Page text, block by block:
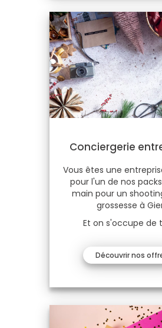
Conciergerie
Vous êtes une
pour l'un de nos
main pour un
grossesse à
Et on s'occupe de
Découvrir nos